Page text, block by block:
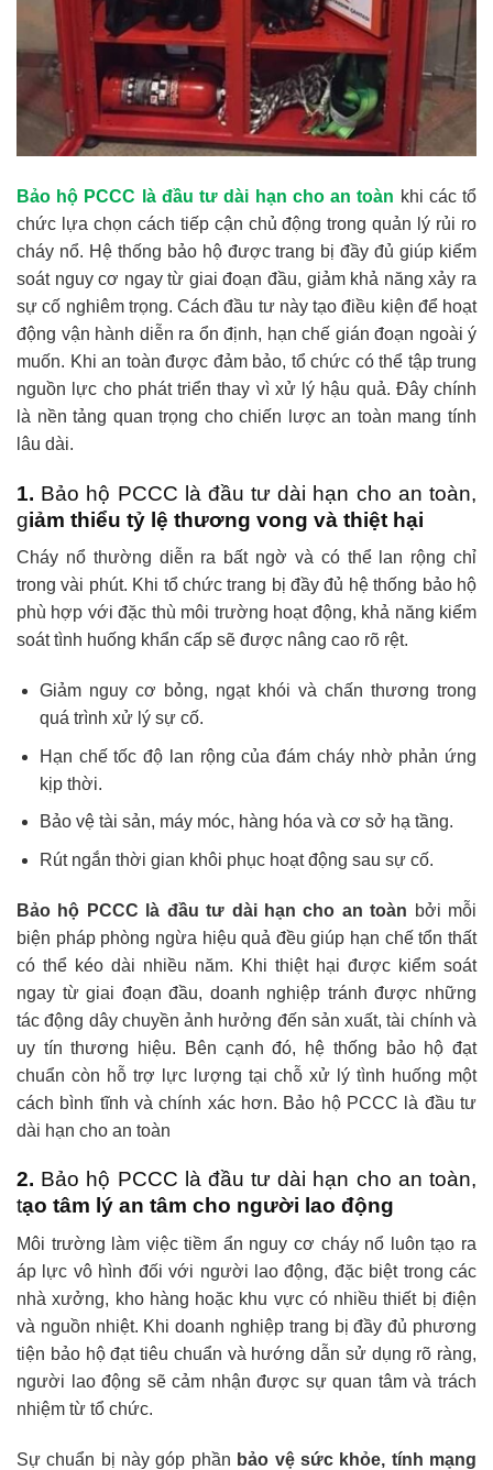
Bảo hộ PCCC là đầu tư dài hạn cho an toàn khi các tổ
chức lựa chọn cách tiếp cận chủ động trong quản lý rủi ro
cháy nổ. Hệ thống bảo hộ được trang bị đầy đủ giúp kiểm
soát nguy cơ ngay từ giai đoạn đầu, giảm khả năng xảy ra
sự cố nghiêm trọng. Cách đầu tư này tạo điều kiện để hoạt
động vận hành diễn ra ổn định, hạn chế gián đoạn ngoài ý
muốn. Khi an toàn được đảm bảo, tổ chức có thể tập trung
nguồn lực cho phát triển thay vì xử lý hậu quả. Đây chính
là nền tảng quan trọng cho chiến lược an toàn mang tính
lâu dài.
1. Bảo hộ PCCC là đầu tư dài hạn cho an toàn,
giảm thiểu tỷ lệ thương vong và thiệt hại
Cháy nổ thường diễn ra bất ngờ và có thể lan rộng chỉ
trong vài phút. Khi tổ chức trang bị đầy đủ hệ thống bảo hộ
phù hợp với đặc thù môi trường hoạt động, khả năng kiểm
soát tình huống khẩn cấp sẽ được nâng cao rõ rệt.
Giảm nguy cơ bỏng, ngạt khói và chấn thương trong
quá trình xử lý sự cố.
Hạn chế tốc độ lan rộng của đám cháy nhờ phản ứng
kịp thời.
Bảo vệ tài sản, máy móc, hàng hóa và cơ sở hạ tầng.
Rút ngắn thời gian khôi phục hoạt động sau sự cố.
Bảo hộ PCCC là đầu tư dài hạn cho an toàn bởi mỗi
biện pháp phòng ngừa hiệu quả đều giúp hạn chế tổn thất
có thể kéo dài nhiều năm. Khi thiệt hại được kiểm soát
ngay từ giai đoạn đầu, doanh nghiệp tránh được những
tác động dây chuyền ảnh hưởng đến sản xuất, tài chính và
uy tín thương hiệu. Bên cạnh đó, hệ thống bảo hộ đạt
chuẩn còn hỗ trợ lực lượng tại chỗ xử lý tình huống một
cách bình tĩnh và chính xác hơn. Bảo hộ PCCC là đầu tư
dài hạn cho an toàn
2. Bảo hộ PCCC là đầu tư dài hạn cho an toàn,
tạo tâm lý an tâm cho người lao động
Môi trường làm việc tiềm ẩn nguy cơ cháy nổ luôn tạo ra
áp lực vô hình đối với người lao động, đặc biệt trong các
nhà xưởng, kho hàng hoặc khu vực có nhiều thiết bị điện
và nguồn nhiệt. Khi doanh nghiệp trang bị đầy đủ phương
tiện bảo hộ đạt tiêu chuẩn và hướng dẫn sử dụng rõ ràng,
người lao động sẽ cảm nhận được sự quan tâm và trách
nhiệm từ tổ chức.
Sự chuẩn bị này góp phần bảo vệ sức khỏe, tính mạng